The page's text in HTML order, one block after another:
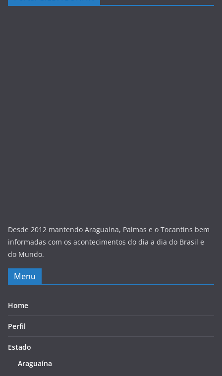
Desde 2012 mantendo Araguaína, Palmas e o Tocantins bem
informadas com os acontecimentos do dia a dia do Brasil e
do Mundo.
Menu
Home
Perfil
Estado
Araguaína